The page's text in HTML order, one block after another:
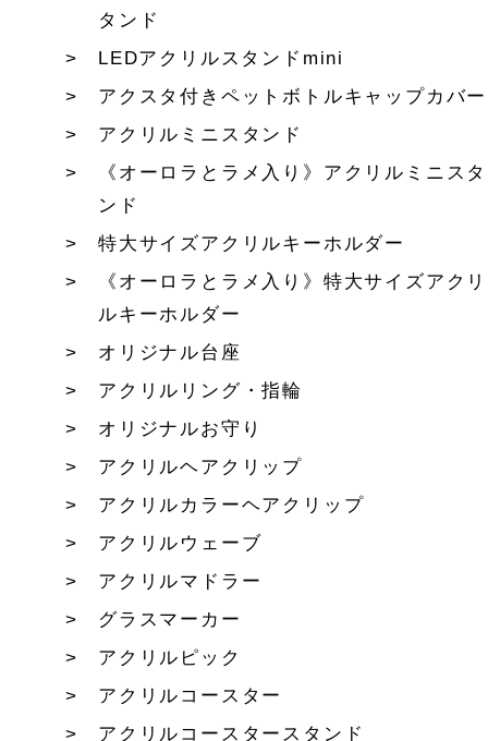
タンド
LEDアクリルスタンドmini
アクスタ付きペットボトルキャップカバー
アクリルミニスタンド
《オーロラとラメ入り》アクリルミニスタ
ンド
特大サイズアクリルキーホルダー
《オーロラとラメ入り》特大サイズアクリ
ルキーホルダー
オリジナル台座
アクリルリング・指輪
オリジナルお守り
アクリルヘアクリップ
アクリルカラーヘアクリップ
アクリルウェーブ
アクリルマドラー
グラスマーカー
アクリルピック
アクリルコースター
アクリルコースタースタンド